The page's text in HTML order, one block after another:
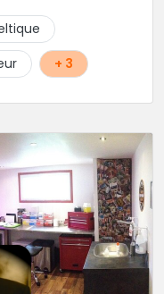
large choix de
+ 3